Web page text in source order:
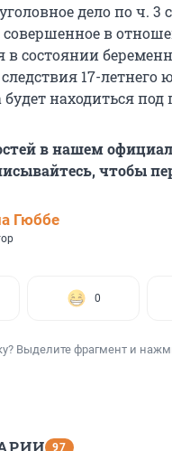
дело по ч. 3
совершенное в
в состоянии
17-
находиться
в нашем
чтобы
Гюббе
0
Выделите фрагмент и
97